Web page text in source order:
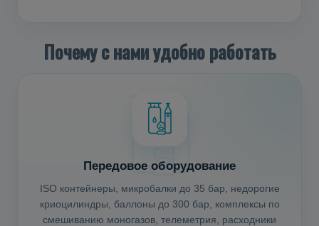
Почему с нами удобно работать
Передовое оборудование
ISO контейнеры, микробалки до 35 бар, недорогие
криоцилиндры, баллоны до 300 бар, комплексы по
смешиванию моногазов, телеметрия, расходники